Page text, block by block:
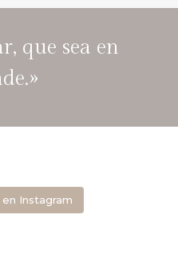
que sea en
Instagram